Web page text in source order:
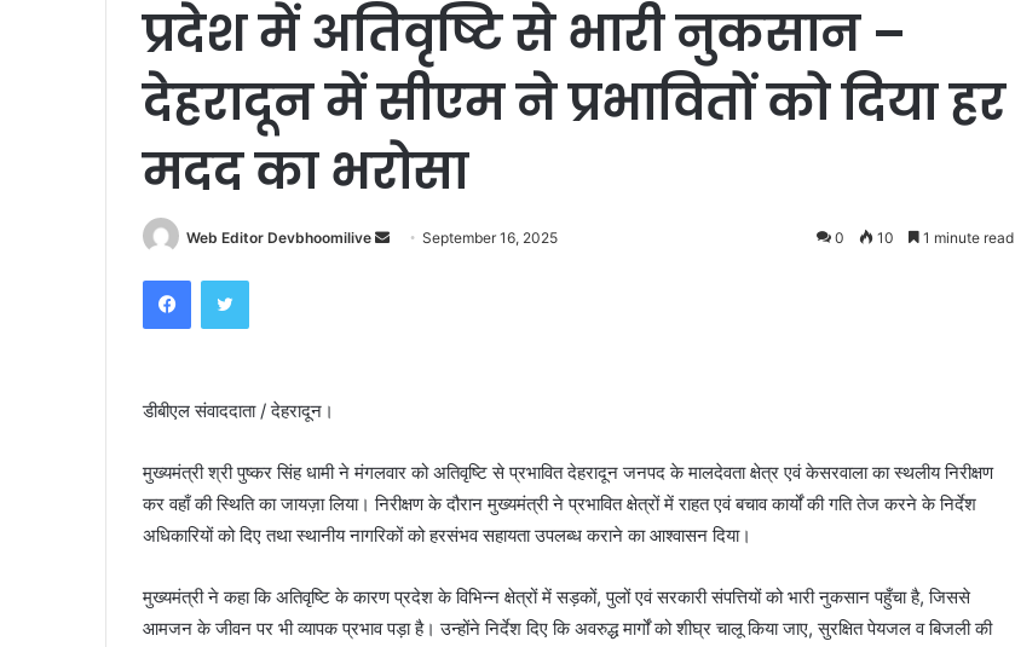
प्रदेश में अतिवृष्टि से भारी नुकसान –
देहरादून में सीएम ने प्रभावितों को दिया हर
मदद का भरोसा
Web Editor Devbhoomilive
SendSeptember 16, 2025 0 10 1 minute read
FacebookTwitter
डीबीएल संवाददाता / देहरादून।
मुख्यमंत्री श्री पुष्कर सिंह धामी ने मंगलवार को अतिवृष्टि से प्रभावित देहरादून जनपद के मालदेवता क्षेत्र एवं केसरवाला का स्थलीय निरीक्षण
कर वहाँ की स्थिति का जायज़ा लिया। निरीक्षण के दौरान मुख्यमंत्री ने प्रभावित क्षेत्रों में राहत एवं बचाव कार्यों की गति तेज करने के निर्देश
अधिकारियों को दिए तथा स्थानीय नागरिकों को हरसंभव सहायता उपलब्ध कराने का आश्वासन दिया।
मुख्यमंत्री ने कहा कि अतिवृष्टि के कारण प्रदेश के विभिन्न क्षेत्रों में सड़कों, पुलों एवं सरकारी संपत्तियों को भारी नुकसान पहुँचा है, जिससे
आमजन के जीवन पर भी व्यापक प्रभाव पड़ा है। उन्होंने निर्देश दिए कि अवरुद्ध मार्गों को शीघ्र चालू किया जाए, सुरक्षित पेयजल व बिजली की